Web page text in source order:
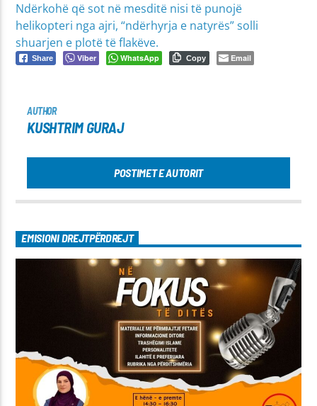
Ndërkohë që sot në mesditë nisi të punojë
helikopteri nga ajri, “ndërhyrja e natyrës” solli
shuarjen e plotë të flakëve.
Share Viber WhatsApp Copy Email
AUTHOR
KUSHTRIM GURAJ
POSTIMET E AUTORIT
EMISIONI DREJTPËRDREJT